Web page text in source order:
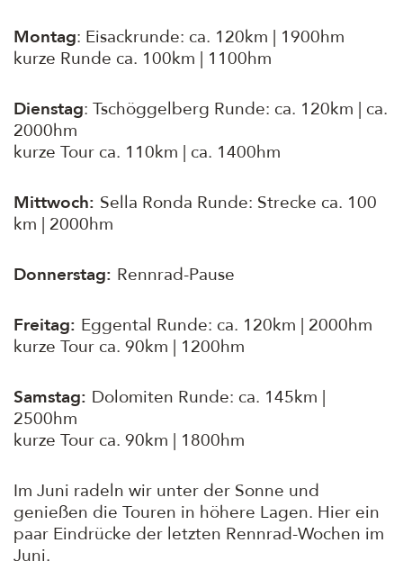
Montag: Eisackrunde: ca. 120km | 1900hm
kurze Runde ca. 100km | 1100hm
Dienstag: Tschöggelberg Runde: ca. 120km | ca.
2000hm
kurze Tour ca. 110km | ca. 1400hm
Mittwoch: Sella Ronda Runde: Strecke ca. 100
km | 2000hm
Donnerstag: Rennrad-Pause
Freitag: Eggental Runde: ca. 120km | 2000hm
kurze Tour ca. 90km | 1200hm
Samstag: Dolomiten Runde: ca. 145km |
2500hm
kurze Tour ca. 90km | 1800hm
Im Juni radeln wir unter der Sonne und
genießen die Touren in höhere Lagen. Hier ein
paar Eindrücke der letzten Rennrad-Wochen im
Juni.